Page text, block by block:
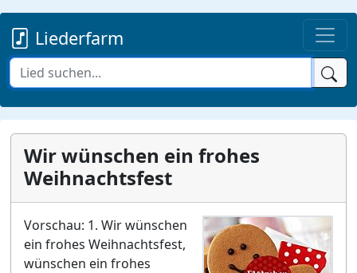
Liederfarm
Wir wünschen ein frohes
Weihnachtsfest
Vorschau: 1. Wir wünschen
ein frohes Weihnachtsfest,
wünschen ein frohes